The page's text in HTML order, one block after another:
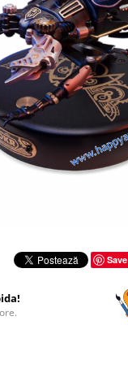
pe
Facebook
Save